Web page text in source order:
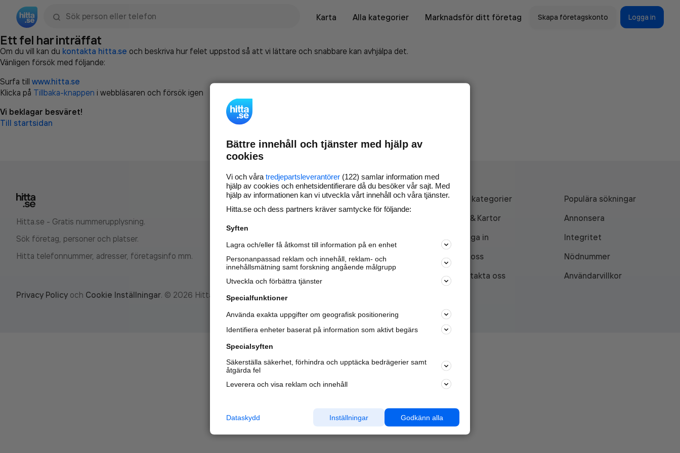
Karta
Alla kategorier Marknadsför ditt företag Skapa företagskonto Logga in
Ett fel har inträffat
Om du vill kan du kontakta hitta.se och beskriva hur felet uppstod så att vi lättare och snabbare kan avhjälpa det.
Vänligen försök med följande:
Surfa till www.hitta.se
Klicka på Tillbaka-knappen i webbläsaren och försök igen
Vi beklagar besväret!
Till startsidan
Hitta.se - Gratis nummerupplysning.
Sök företag, personer och platser.
Hitta telefonnummer, adresser, företagsinfo mm.
Marknadsför företaget på
nya kunder och
samarbetspartners nära dig.
Läs mer här
Alla kategorier
Populära sökningar
API & Kartor
Annonsera
Logga in
Integritet
Om oss
Nödnummer
Kontakta oss
Användarvillkor
Privacy Policy och Cookie Inställningar. © 2026 Hitta.se
Bättre innehåll och tjänster med hjälp av
cookies
Vi och våra tredjepartsleverantörer (122) samlar information med
hjälp av cookies och enhetsidentifierare då du besöker vår sajt. Med
hjälp av informationen kan vi utveckla vårt innehåll och våra tjänster.
Hitta.se och dess partners kräver samtycke för följande:
Syften
Lagra och/eller få åtkomst till information på en enhet
Personanpassad reklam och innehåll, reklam- och
innehållsmätning samt forskning angående målgrupp
Utveckla och förbättra tjänster
Specialfunktioner
Använda exakta uppgifter om geografisk positionering
Identifiera enheter baserat på information som aktivt begärs
Specialsyften
Säkerställa säkerhet, förhindra och upptäcka bedrägerier samt
åtgärda fel
Leverera och visa reklam och innehåll
Godkänn alla
Inställningar
Dataskydd